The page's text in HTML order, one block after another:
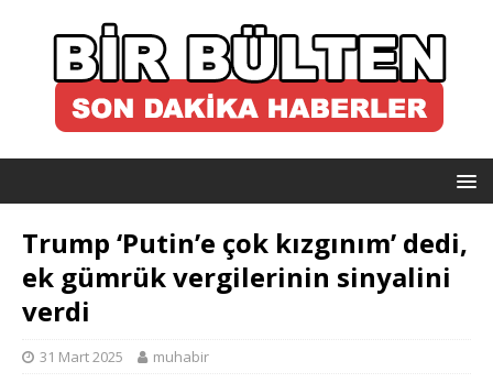
Trump ‘Putin’e çok kızgınım’ dedi,
ek gümrük vergilerinin sinyalini
verdi
31 Mart 2025 muhabir